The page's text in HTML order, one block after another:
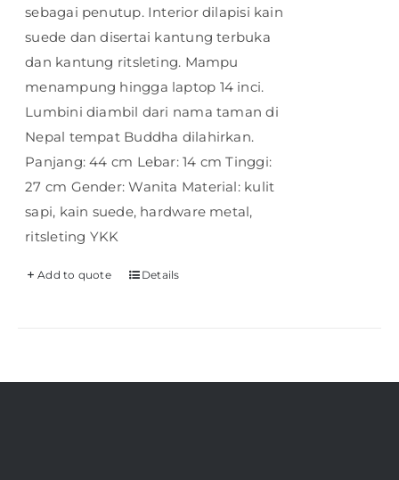
sebagai penutup. Interior dilapisi kain
suede dan disertai kantung terbuka
dan kantung ritsleting. Mampu
menampung hingga laptop 14 inci.
Lumbini diambil dari nama taman di
Nepal tempat Buddha dilahirkan.
Panjang: 44 cm Lebar: 14 cm Tinggi:
27 cm Gender: Wanita Material: kulit
sapi, kain suede, hardware metal,
ritsleting YKK
Add to quote Details